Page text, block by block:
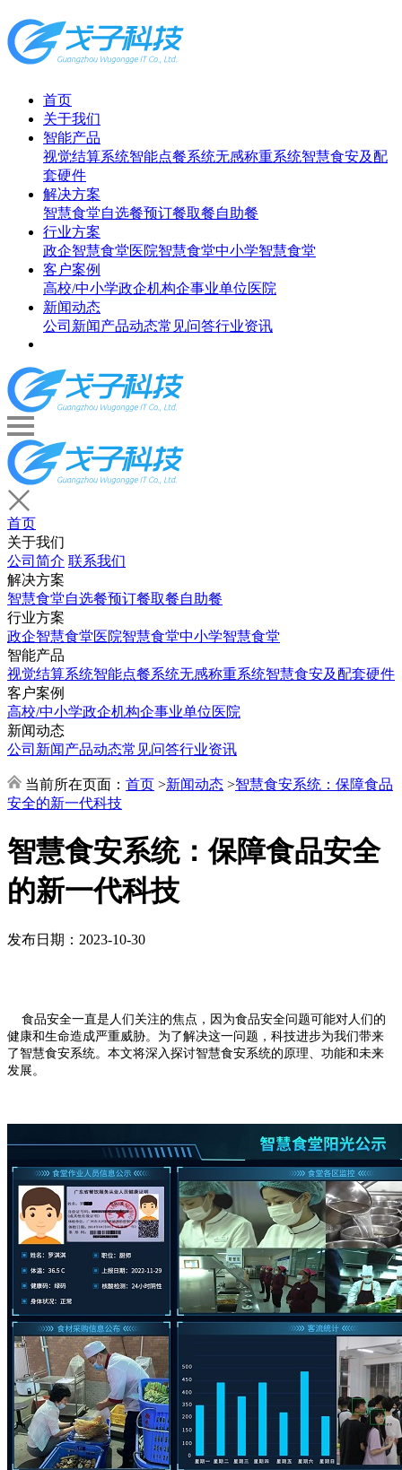
首页
关于我们
智能产品
视觉结算系统智能点餐系统无感称重系统智慧食安及配
套硬件
解决方案
智慧食堂自选餐预订餐取餐自助餐
行业方案
政企智慧食堂医院智慧食堂中小学智慧食堂
客户案例
高校/中小学政企机构企事业单位医院
新闻动态
公司新闻产品动态常见问答行业资讯
首页
关于我们
公司简介 联系我们
解决方案
智慧食堂自选餐预订餐取餐自助餐
行业方案
政企智慧食堂医院智慧食堂中小学智慧食堂
智能产品
视觉结算系统智能点餐系统无感称重系统智慧食安及配套硬件
客户案例
高校/中小学政企机构企事业单位医院
新闻动态
公司新闻产品动态常见问答行业资讯
当前所在页面： 首页 >新闻动态 >智慧食安系统：保障食品
安全的新一代科技
智慧食安系统：保障食品安全
的新一代科技
发布日期：2023-10-30
食品安全一直是人们关注的焦点，因为食品安全问题可能对人们的
健康和生命造成严重威胁。为了解决这一问题，科技进步为我们带来
了智慧食安系统。本文将深入探讨智慧食安系统的原理、功能和未来
发展。